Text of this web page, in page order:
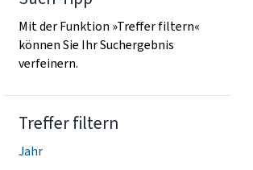
Mit der Funktion »Treffer filtern«
können Sie Ihr Suchergebnis
verfeinern.
Treffer filtern
Jahr